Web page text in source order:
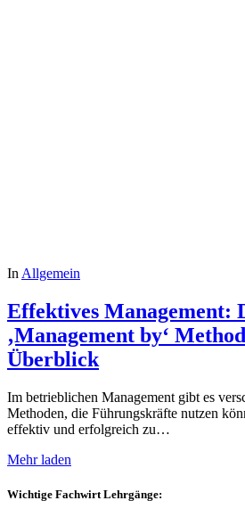
In Allgemein
Effektives Management:
‚Management by‘
Überblick
Im betrieblichen Management gibt es
Methoden, die Führungskräfte nutzen
effektiv und erfolgreich zu…
Mehr laden
Wichtige Fachwirt Lehrgänge: